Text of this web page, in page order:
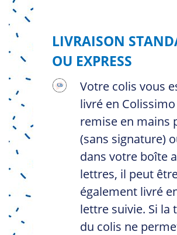
LIVRAISON
OU EXPRESS
Votre colis vous
livré en Colissimo
remise en mains
(sans signature)
dans votre boîte
lettres, il peut
également livré
lettre suivie. Si la
du colis ne